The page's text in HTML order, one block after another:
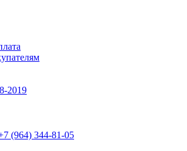
2019
(964) 344-81-05